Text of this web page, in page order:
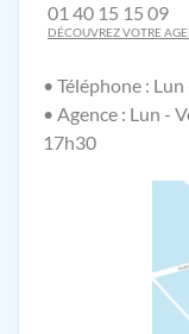
01 40 15 15 09
DÉCOUVREZ VOTRE
• Téléphone :
• Agence : Lun -
17h30